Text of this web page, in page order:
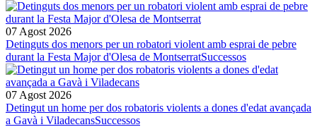
07 Agost 2026
Detinguts dos menors per un robatori violent amb esprai de pebre
durant la Festa Major d'Olesa de MontserratSuccessos
07 Agost 2026
Detingut un home per dos robatoris violents a dones d'edat avançada
a Gavà i ViladecansSuccessos